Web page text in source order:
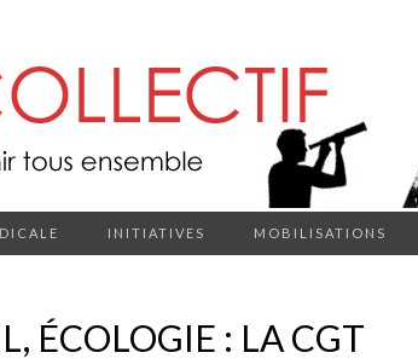
INITIATIVES MOBILISATIONS
ÉCOLOGIE : LA CGT